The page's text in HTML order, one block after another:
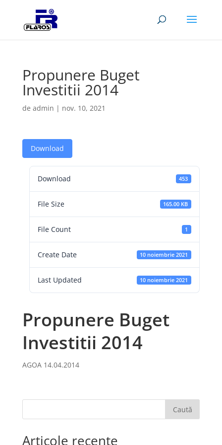
Propunere Buget
Investitii 2014
de admin | nov. 10, 2021
Download
Download 453
File Size 165.00 KB
File Count 1
Create Date 10 noiembrie 2021
Last Updated 10 noiembrie 2021
Propunere Buget
Investitii 2014
AGOA 14.04.2014
Caută
Articole recente